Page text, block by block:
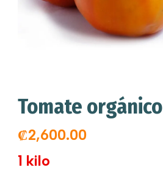
Tomate orgánico
₡2,600.00
1 kilo